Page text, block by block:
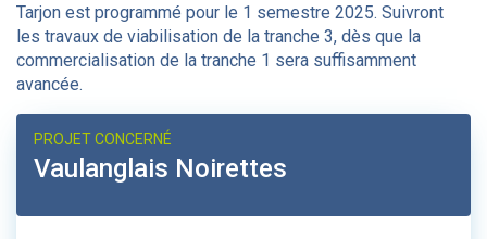
Tarjon est programmé pour le 1 semestre 2025. Suivront
les travaux de viabilisation de la tranche 3, dès que la
commercialisation de la tranche 1 sera suffisamment
avancée.
PROJET CONCERNÉ
Vaulanglais Noirettes